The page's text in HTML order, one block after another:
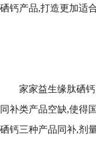
硒钙产品,打造更加适
家家益生缘肽硒
同补类产品空缺,使得
硒钙三种产品同补,剂